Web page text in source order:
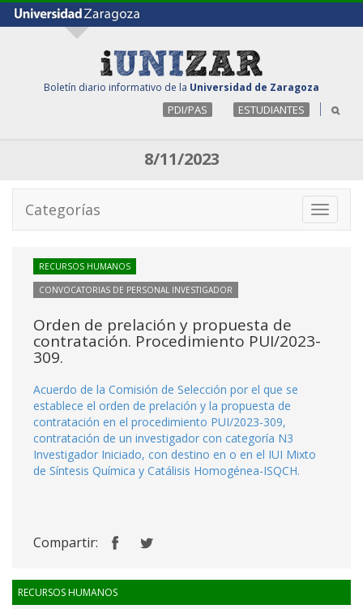
Boletín diario informativo de la Universidad de Zaragoza
PDI/PAS ESTUDIANTES
8/11/2023
Toggle
Categorías
RECURSOS HUMANOS
CONVOCATORIAS DE PERSONAL INVESTIGADOR
Orden de prelación y propuesta de
contratación. Procedimiento PUI/2023-
309.
Acuerdo de la Comisión de Selección por el que se
establece el orden de prelación y la propuesta de
contratación en el procedimiento PUI/2023-309,
contratación de un investigador con categoría N3
Investigador Iniciado, con destino en o en el IUI Mixto
de Síntesis Química y Catálisis Homogénea-ISQCH.
Compartir:
RECURSOS HUMANOS